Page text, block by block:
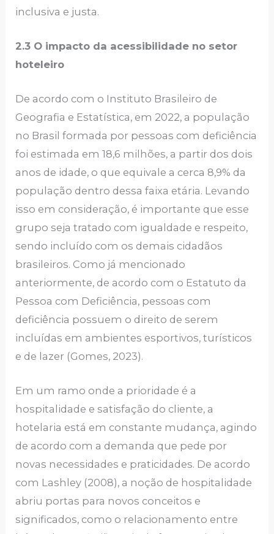
inclusiva e justa.
2.3 O impacto da acessibilidade no setor
hoteleiro
De acordo com o Instituto Brasileiro de
Geografia e Estatística, em 2022, a população
no Brasil formada por pessoas com deficiência
foi estimada em 18,6 milhões, a partir dos dois
anos de idade, o que equivale a cerca 8,9% da
população dentro dessa faixa etária. Levando
isso em consideração, é importante que esse
grupo seja tratado com igualdade e respeito,
sendo incluído com os demais cidadãos
brasileiros. Como já mencionado
anteriormente, de acordo com o Estatuto da
Pessoa com Deficiência, pessoas com
deficiência possuem o direito de serem
incluídas em ambientes esportivos, turísticos
e de lazer (Gomes, 2023).
Em um ramo onde a prioridade é a
hospitalidade e satisfação do cliente, a
hotelaria está em constante mudança, agindo
de acordo com a demanda que pede por
novas necessidades e praticidades. De acordo
com Lashley (2008), a noção de hospitalidade
abriu portas para novos conceitos e
significados, como o relacionamento entre